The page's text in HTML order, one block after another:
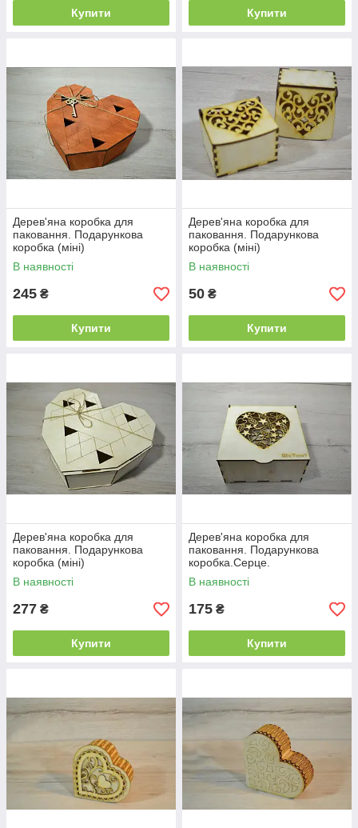
Купити Купити
Дерев'яна коробка для
паковання. Подарункова
коробка (міні)
В наявності
245 ₴
Купити
Дерев'яна коробка для
паковання. Подарункова
коробка (міні)
В наявності
50 ₴
Купити
Дерев'яна коробка для
паковання. Подарункова
коробка (міні)
В наявності
277 ₴
Купити
Дерев'яна коробка для
паковання. Подарункова
коробка.Серце.
В наявності
175 ₴
Купити